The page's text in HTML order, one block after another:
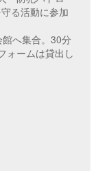
る活動に参加
へ集合。30分
ォームは貸出し